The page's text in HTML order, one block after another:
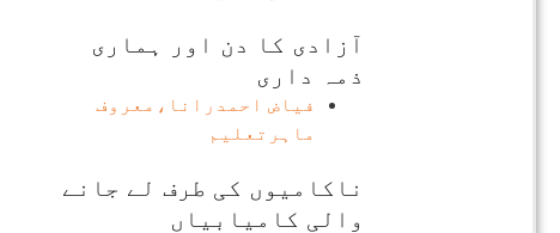
آزادی کا دن اور ہماری
ذمہ داری
فیاض احمدرانا،معروف
ماہرتعلیم
ناکامیوں کی طرف لے جانے
والی کامیابیاں